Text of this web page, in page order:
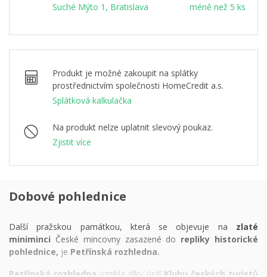
Suché Mýto 1, Bratislava méně než 5 ks
Produkt je možné zakoupit na splátky
prostřednictvím společnosti HomeCredit a.s.
Splátková kalkulačka
Na produkt nelze uplatnit slevový poukaz.
Zjistit více
Dobové pohlednice
Další pražskou památkou, která se objevuje na zlaté
miniminci České mincovny zasazené do repliky historické
pohlednice, je Petřínská rozhledna.
Petřínská rozhledna vznikla díky úsilí Klubu českých turistů